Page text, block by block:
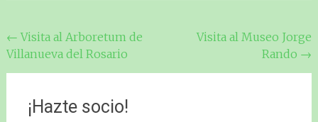
Navegación
de
← Visita al Arboretum de
Villanueva del Rosario
Visita al Museo Jorge
Rando →
¡Hazte socio!